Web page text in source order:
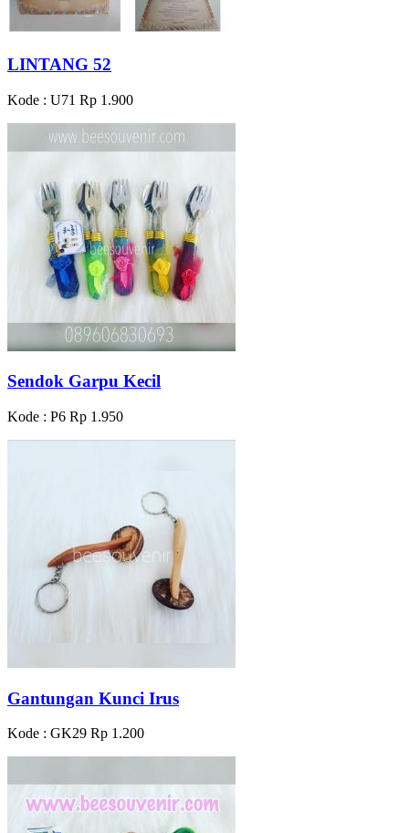
LINTANG 52
Kode : U71 Rp 1.900
Sendok Garpu Kecil
Kode : P6 Rp 1.950
Gantungan Kunci Irus
Kode : GK29 Rp 1.200